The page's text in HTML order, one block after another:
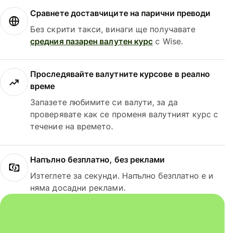
Сравнете доставчиците на парични преводи
Без скрити такси, винаги ще получавате
средния пазарен валутен курс с Wise.
Проследявайте валутните курсове в реално
време
Запазете любимите си валути, за да
проверявате как се променя валутният курс с
течение на времето.
Напълно безплатно, без реклами
Изтеглете за секунди. Напълно безплатно е и
няма досадни реклами.